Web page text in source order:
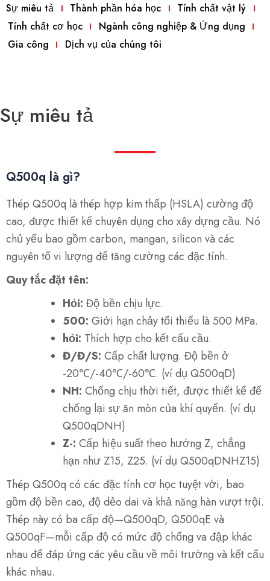
Sự miêu tả Thành phần hóa học
Tính chất vật lý
Tính chất cơ học
Ngành công nghiệp & Ứng dụng
Gia công
Dịch vụ của chúng tôi
Sự miêu tả
Q500q là gì?
Thép Q500q là thép hợp kim thấp (HSLA) cường độ
cao, được thiết kế chuyên dụng cho xây dựng cầu. Nó
chủ yếu bao gồm carbon, mangan, silicon và các
nguyên tố vi lượng để tăng cường các đặc tính.
Quy tắc đặt tên:
Hỏi: Độ bền chịu lực.
500: Giới hạn chảy tối thiểu là 500 MPa.
hỏi: Thích hợp cho kết cấu cầu.
Đ/Đ/S: Cấp chất lượng. Độ bền ở
-20℃/-40℃/-60℃. (ví dụ Q500qD)
NH: Chống chịu thời tiết, được thiết kế để
chống lại sự ăn mòn của khí quyển. (ví dụ
Q500qDNH)
Z-: Cấp hiệu suất theo hướng Z, chẳng
hạn như Z15, Z25. (ví dụ Q500qDNHZ15)
Thép Q500q có các đặc tính cơ học tuyệt vời, bao
gồm độ bền cao, độ dẻo dai và khả năng hàn vượt trội.
Thép này có ba cấp độ—Q500qD, Q500qE và
Q500qF—mỗi cấp độ có mức độ chống va đập khác
nhau để đáp ứng các yêu cầu về môi trường và kết cấu
khác nhau.